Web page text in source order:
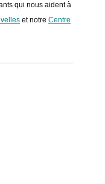
qui nous aident à
et notre Centre